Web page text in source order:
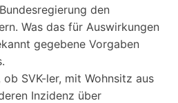
den
Was das für Auswirkungen
gegebene Vorgaben
SVK-ler, mit Wohnsitz aus
Inzidenz über